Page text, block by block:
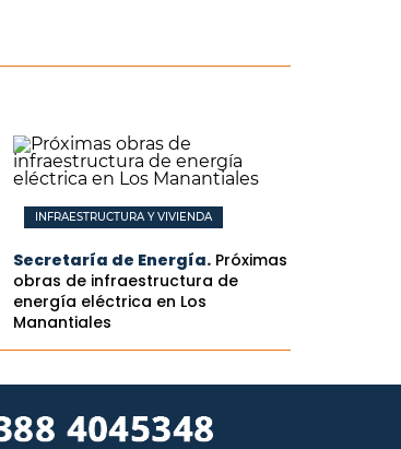
INFRAESTRUCTURA Y VIVIENDA
Secretaría de Energía. Próximas
obras de infraestructura de
energía eléctrica en Los
Manantiales